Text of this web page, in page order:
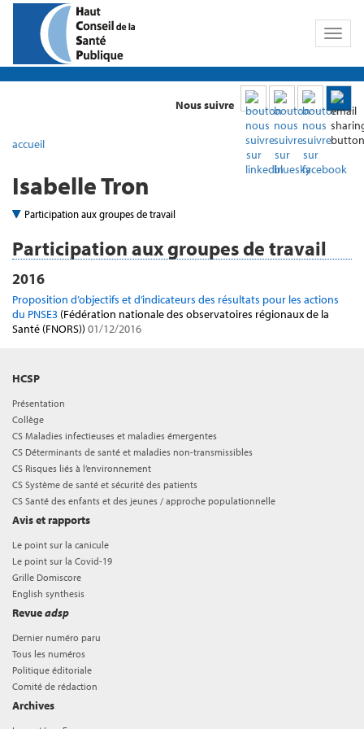
Toggle
Nous suivre
accueil
Isabelle Tron
Participation aux groupes de travail
Participation aux groupes de travail
2016
Proposition d’objectifs et d’indicateurs des résultats pour les actions
du PNSE3 (Fédération nationale des observatoires régionaux de la
Santé (FNORS)) 01/12/2016
HCSP
Présentation
Collège
CS Maladies infectieuses et maladies émergentes
CS Déterminants de santé et maladies non-transmissibles
CS Risques liés à l’environnement
CS Système de santé et sécurité des patients
CS Santé des enfants et des jeunes / approche populationnelle
Avis et rapports
Le point sur la canicule
Le point sur la Covid-19
Grille Domiscore
English synthesis
Revueadsp
Dernier numéro paru
Tous les numéros
Politique éditoriale
Comité de rédaction
Archives